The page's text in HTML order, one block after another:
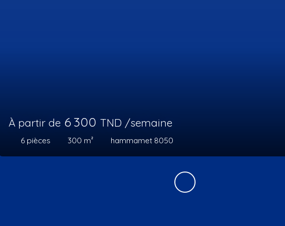
À partir de8 000TND /semaine
5pièces 265 hammamet 8050